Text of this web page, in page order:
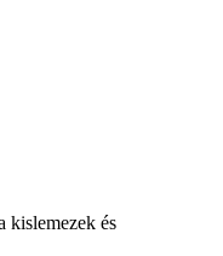
kislemezek és